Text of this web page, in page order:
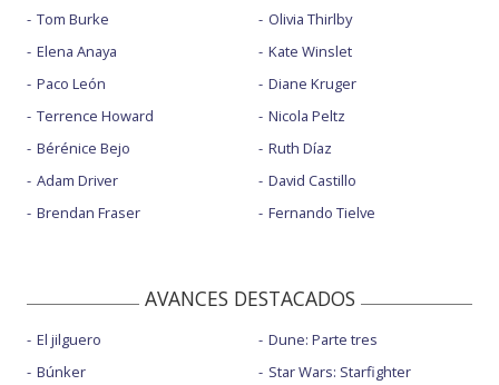
Tom Burke
Elena Anaya
Paco León
Terrence Howard
Bérénice Bejo
Adam Driver
Brendan Fraser
Olivia Thirlby
Kate Winslet
Diane Kruger
Nicola Peltz
Ruth Díaz
David Castillo
Fernando Tielve
AVANCES DESTACADOS
El jilguero
Búnker
Dune: Parte tres
Star Wars: Starfighter